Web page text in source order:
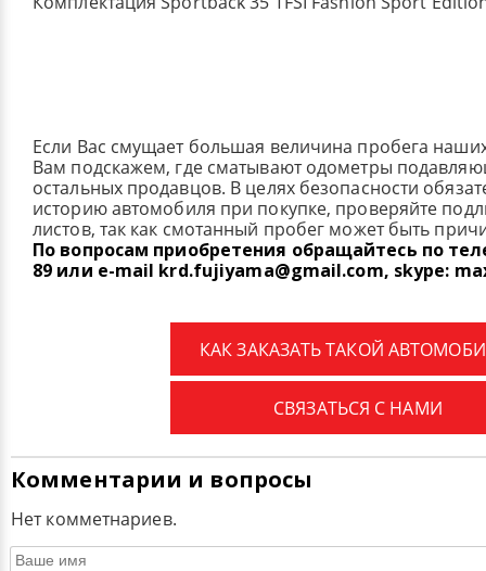
Если Вас смущает большая величина пробега
Вам подскажем, где сматывают одометры
остальных продавцов. В целях безопасности
историю автомобиля при покупке, проверяйте
листов, так как смотанный пробег может быть
По вопросам приобретения обращайтесь по
89 или e-mail krd.fujiyama@gmail.com, skype:
КАК ЗАКАЗАТЬ ТАКОЙ
СВЯЗАТЬСЯ С НАМИ
Комментарии и вопросы
Нет комметнариев.